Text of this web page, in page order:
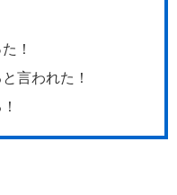
！
言われた！